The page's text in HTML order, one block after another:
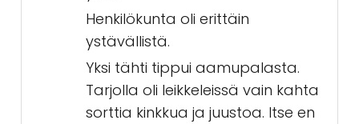
Henkilökunta oli erittäin
ystävällistä.
Yksi tähti tippui aamupalasta.
Tarjolla oli leikkeleissä vain kahta
sorttia kinkkua ja juustoa. Itse en